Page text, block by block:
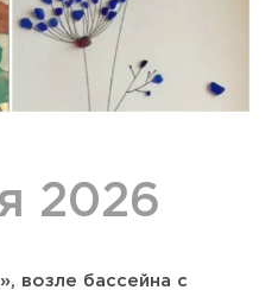
2026
возле бассейна с